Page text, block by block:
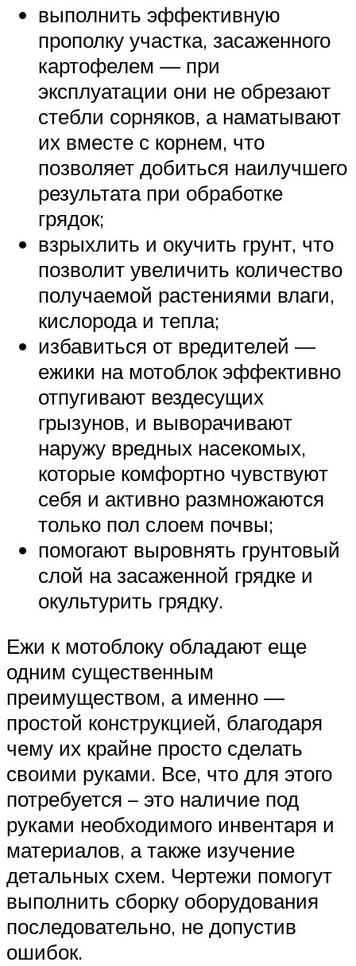
выполнить эффективную
прополку участка, засаженного
картофелем — при
эксплуатации они не обрезают
стебли сорняков, а наматывают
их вместе с корнем, что
позволяет добиться наилучшего
результата при обработке
грядок;
взрыхлить и окучить грунт, что
позволит увеличить количество
получаемой растениями влаги,
кислорода и тепла;
избавиться от вредителей —
ежики на мотоблок эффективно
отпугивают вездесущих
грызунов, и выворачивают
наружу вредных насекомых,
которые комфортно чувствуют
себя и активно размножаются
только пол слоем почвы;
помогают выровнять грунтовый
слой на засаженной грядке и
окультурить грядку.
Ежи к мотоблоку обладают еще
одним существенным
преимуществом, а именно —
простой конструкцией, благодаря
чему их крайне просто сделать
своими руками. Все, что для этого
потребуется – это наличие под
руками необходимого инвентаря и
материалов, а также изучение
детальных схем. Чертежи помогут
выполнить сборку оборудования
последовательно, не допустив
ошибок.